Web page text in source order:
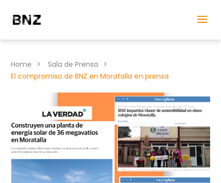
Home > Sala de Prensa >
El compromiso de BNZ en Moratalla en prensa